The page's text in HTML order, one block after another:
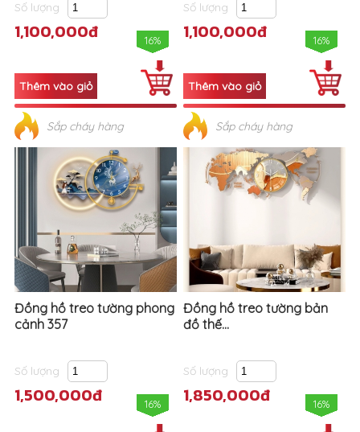
Số lượng
1,100,000đ 16%
Sắp cháy hàng
Số lượng
1,100,000đ 16%
Sắp cháy hàng
Đồng hồ treo tường phong
cảnh 357
Số lượng
1,500,000đ 16%
Đồng hồ treo tường bản
đồ thế...
Số lượng
1,850,000đ 16%